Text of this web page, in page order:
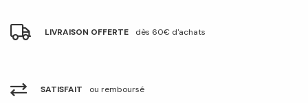
LIVRAISON OFFERTE dès 60€ d'achats
SATISFAIT ou remboursé